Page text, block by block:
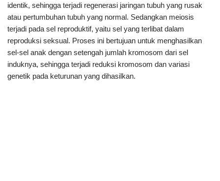
identik, sehingga terjadi regenerasi jaringan tubuh yang rusak
atau pertumbuhan tubuh yang normal. Sedangkan meiosis
terjadi pada sel reproduktif, yaitu sel yang terlibat dalam
reproduksi seksual. Proses ini bertujuan untuk menghasilkan
sel-sel anak dengan setengah jumlah kromosom dari sel
induknya, sehingga terjadi reduksi kromosom dan variasi
genetik pada keturunan yang dihasilkan.